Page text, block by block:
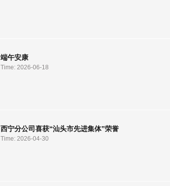
端午安康
Time: 2026-06-18
西宁分公司喜获“汕头市先进集体”荣誉
Time: 2026-04-30